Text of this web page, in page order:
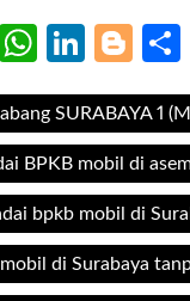
Email
SURABAYA 1
BPKB mobil di
bpkb mobil di
di Surabaya